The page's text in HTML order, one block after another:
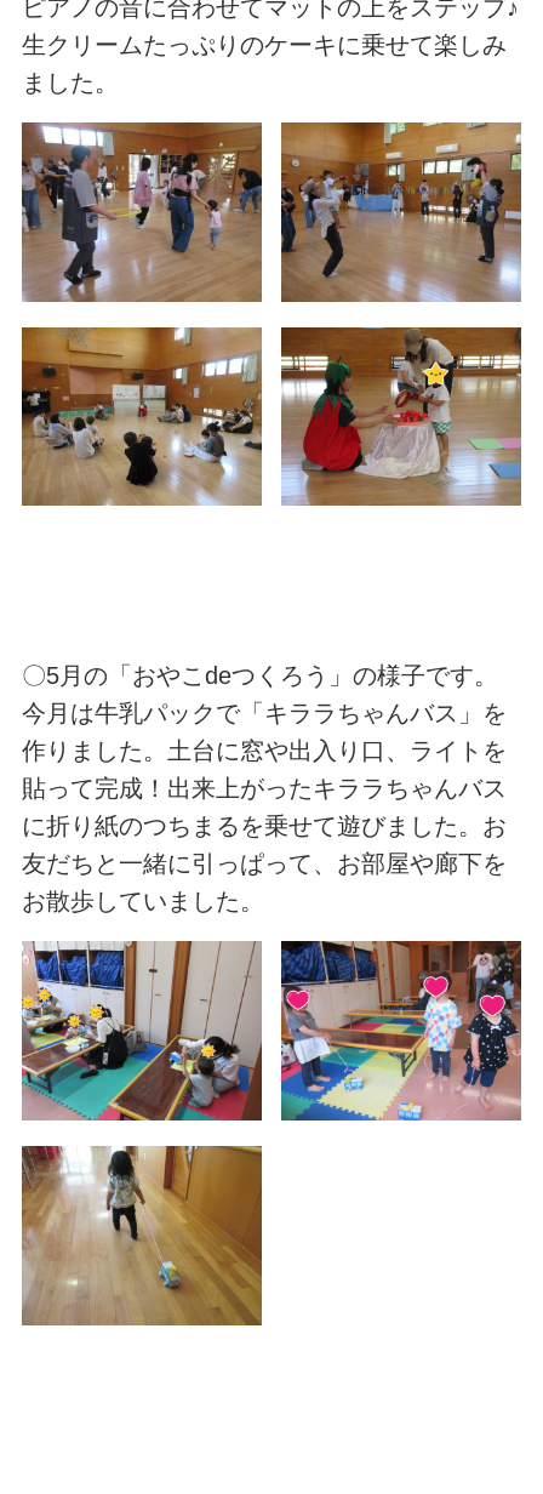
ピアノの音に合わせてマットの上をステップ♪
生クリームたっぷりのケーキに乗せて楽しみ
ました。
〇5月の「おやこdeつくろう」の様子です。
今月は牛乳パックで「キララちゃんバス」を
作りました。土台に窓や出入り口、ライトを
貼って完成！出来上がったキララちゃんバス
に折り紙のつちまるを乗せて遊びました。お
友だちと一緒に引っぱって、お部屋や廊下を
お散歩していました。